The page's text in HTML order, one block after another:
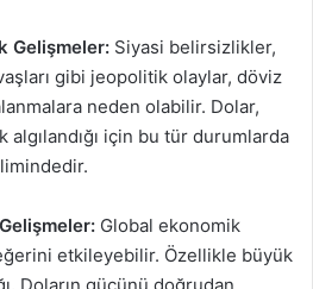
Gelişmeler: Siyasi belirsizlikler,
gibi jeopolitik olaylar, döviz
neden olabilir. Dolar,
için bu tür durumlarda
Global ekonomik
etkileyebilir. Özellikle büyük